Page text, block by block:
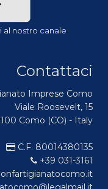
al nostro canale
Contattaci
Imprese Como
Viale Roosevelt, 15
Como (CO) - Italy
C.F. 80014380135
+39 031-3161